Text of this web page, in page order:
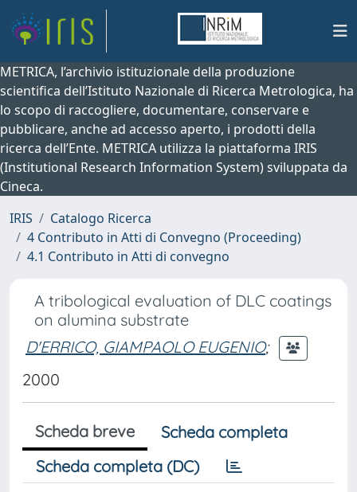
METRICA, l’archivio istituzionale della produzione
scientifica dell’Istituto Nazionale di Ricerca Metrologica, ha
lo scopo di raccogliere, documentare, conservare e
pubblicare, anche ad accesso aperto, i prodotti della
ricerca dell’Ente. METRICA utilizza la piattaforma IRIS
(Institutional Research Information System) sviluppata da
Cineca.
IRIS
Catalogo Ricerca
4 Contributo in Atti di Convegno (Proceeding)
4.1 Contributo in Atti di convegno
A tribological evaluation of DLC coatings
on alumina substrate
D'ERRICO, GIAMPAOLO EUGENIO;
2000
Scheda breve
Scheda completa
Scheda completa (DC)